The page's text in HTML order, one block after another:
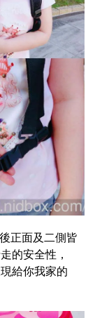
正面及二側皆
的安全性，
給你我家的